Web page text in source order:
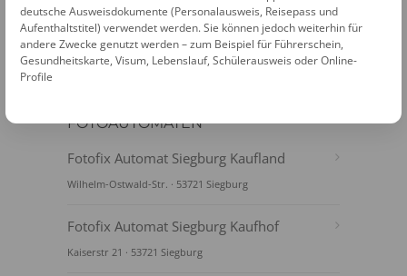
FOTOAUTOMATEN
Fotofix Automat Siegburg Kaufland
Wilhelm-Ostwald-Str. · 53721 Siegburg
Fotofix Automat Siegburg Kaufhof
Kaiserstr 21 · 53721 Siegburg
deutsche Ausweisdokumente (Personalausweis, Reisepass und
Aufenthaltstitel) verwendet werden. Sie können jedoch weiterhin für
andere Zwecke genutzt werden – zum Beispiel für Führerschein,
Gesundheitskarte, Visum, Lebenslauf, Schülerausweis oder Online-
Profile